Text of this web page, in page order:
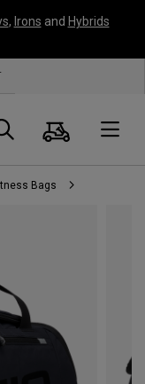
, Irons and Hybrids
Suche
Bags